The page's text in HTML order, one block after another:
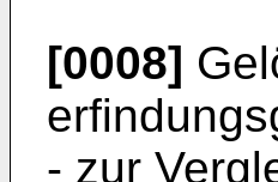
[0008]
- zur